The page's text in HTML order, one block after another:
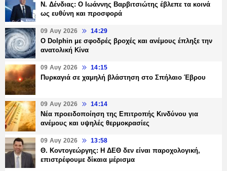
Ν. Δένδιας: Ο Ιωάννης Βαρβιτσιώτης έβλεπε τα κοινά
ως ευθύνη και προσφορά
09 Αυγ 2026 14:29
Ο Dolphin με σφοδρές βροχές και ανέμους έπληξε την
ανατολική Κίνα
09 Αυγ 2026 14:15
Πυρκαγιά σε χαμηλή βλάστηση στο Σπήλαιο Έβρου
09 Αυγ 2026 14:14
Νέα προειδοποίηση της Επιτροπής Κινδύνου για
ανέμους και υψηλές θερμοκρασίες
09 Αυγ 2026 13:58
Θ. Κοντογεώργης: Η ΔΕΘ δεν είναι παροχολογική,
επιστρέφουμε δίκαια μέρισμα